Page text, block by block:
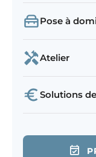
Pose à
Atelier
Solutions